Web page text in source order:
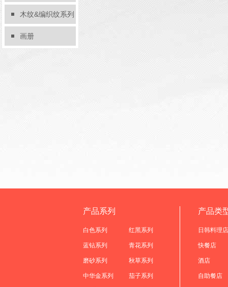
木纹&编织纹系列
画册
产品系列
白色系列 红黑系列
蓝钻系列 青花系列
磨砂系列 秋草系列
中华金系列 茄子系列
产品类
日韩料理店
快餐店
酒店
自助餐店